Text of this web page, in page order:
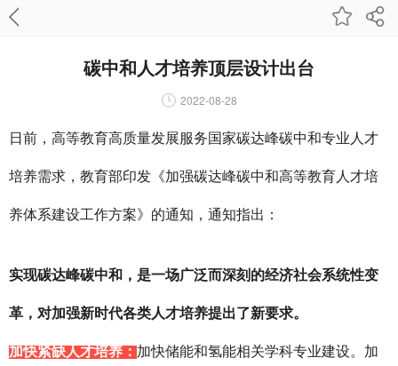
碳中和人才培养顶层设计出台
2022-08-28
日前，高等教育高质量发展服务国家碳达峰碳中和专业人才
培养需求，教育部印发《加强碳达峰碳中和高等教育人才培
养体系建设工作方案》的通知，通知指出：
实现碳达峰碳中和，是一场广泛而深刻的经济社会系统性变
革，对加强新时代各类人才培养提出了新要求。
加快紧缺人才培养： 加快储能和氢能相关学科专业建设。加